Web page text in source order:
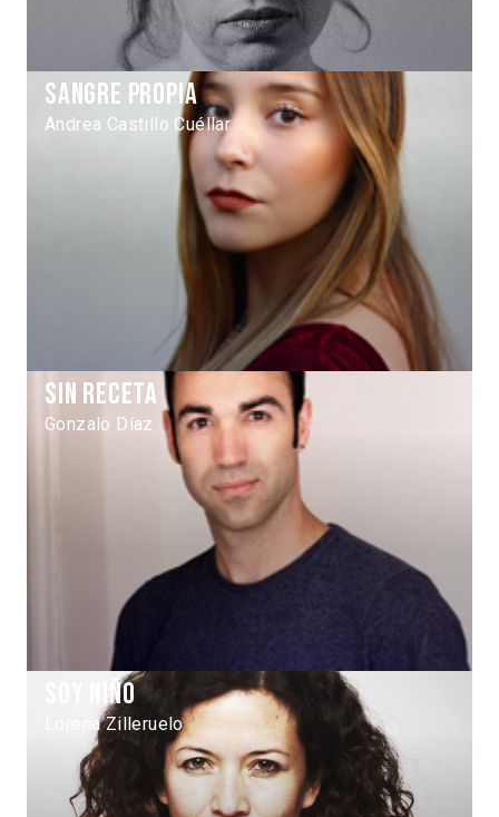
Sangre propia
Andrea Castillo Cuéllar
Sin receta
Gonzalo Díaz
Soy niño
Lorena Zilleruelo